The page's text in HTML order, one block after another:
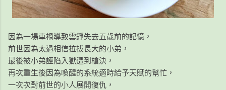
因為一場車禍導致雲錚失去五歲前的記憶，
前世因為太過相信拉拔長大的小弟，
最後被小弟誣陷入獄遭到槍決，
再次重生後因為喚醒的系統適時給予天賦的幫忙，
一次次對前世的小人展開復仇，